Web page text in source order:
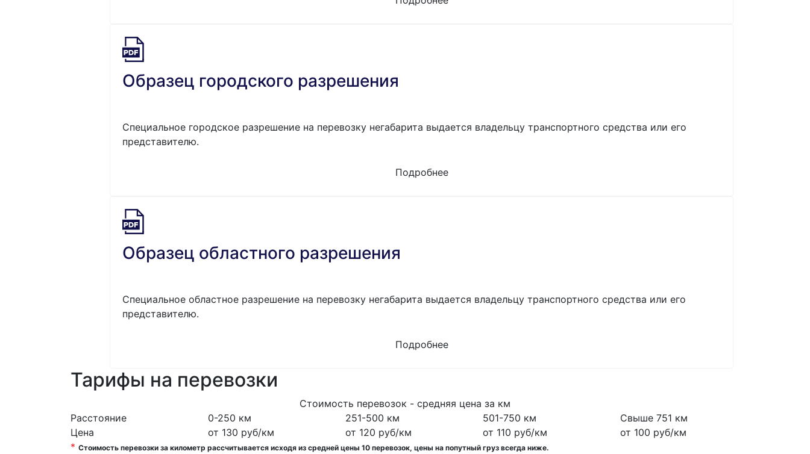
Образец городского разрешения
Специальное городское разрешение на перевозку негабарита выдается владельцу транспортного средства или его
представителю.
Подробнее
Образец областного разрешения
Специальное областное разрешение на перевозку негабарита выдается владельцу транспортного средства или его
представителю.
Подробнее
Тарифы на перевозки
Стоимость перевозок - средняя цена за км
Расстояние
Цена
0-250 км
от 130 руб/км
251-500 км
от 120 руб/км
501-750 км
от 110 руб/км
Свыше 751 км
от 100 руб/км
* Стоимость перевозки за километр рассчитывается иcходя из средней цены 10 перевозок, цены на попутный груз всегда ниже.